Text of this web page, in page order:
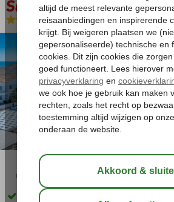
Sandy Beach Resort
All Inclusive-Hotel
02:50
Volop een vakantiegevoel dankzij het